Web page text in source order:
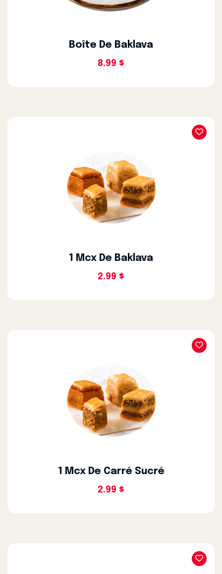
Boîte De Baklava
8.99 $
1 Mcx De Baklava
2.99 $
1 Mcx De Carré Sucré
2.99 $